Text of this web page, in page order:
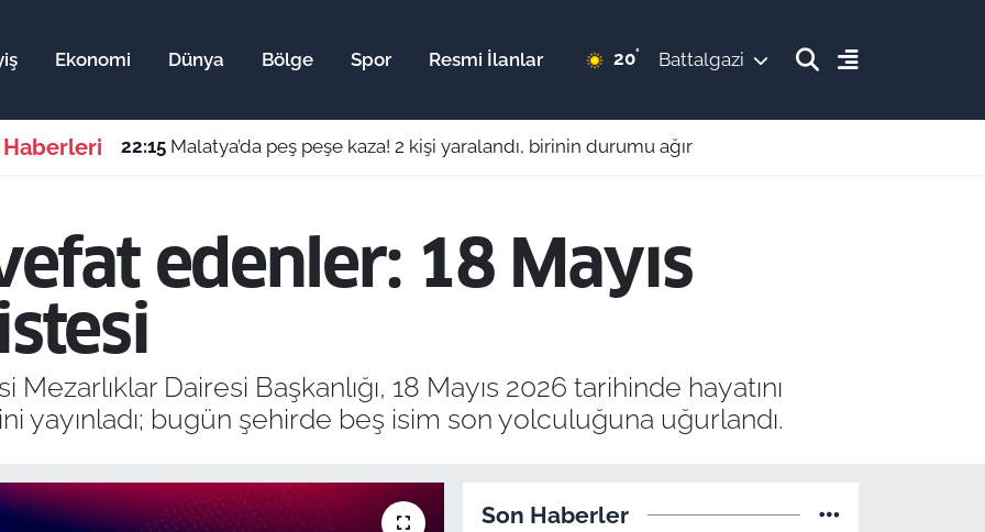
Ekonomi Dünya Bölge Spor Resmi İlanlar 20° Battalgazi
Haberleri 22:15 Malatya’da peş peşe kaza! 2 kişi yaralandı, birinin durumu ağır
edenler: 18 Mayıs
Dairesi Başkanlığı, 18 Mayıs 2026 tarihinde hayatını
yayınladı; bugün şehirde beş isim son yolculuğuna uğurlandı.
Son Haberler